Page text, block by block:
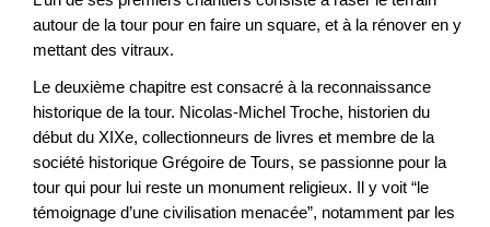
autour de la tour pour en faire un square, et à la rénover en y
mettant des vitraux.
Le deuxième chapitre est consacré à la reconnaissance
historique de la tour. Nicolas-Michel Troche, historien du
début du XIXe, collectionneurs de livres et membre de la
société historique Grégoire de Tours, se passionne pour la
tour qui pour lui reste un monument religieux. Il y voit “le
témoignage d’une civilisation menacée”, notamment par les